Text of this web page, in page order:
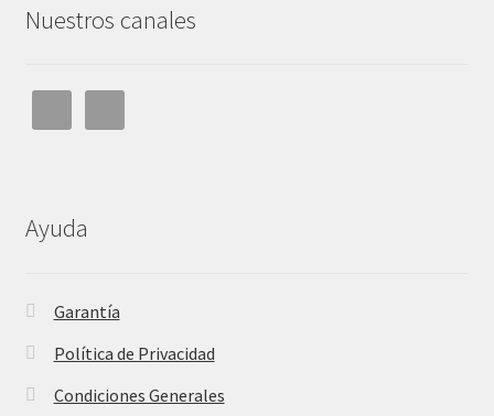
Nuestros canales
Ayuda
Garantía
Política de Privacidad
Condiciones Generales